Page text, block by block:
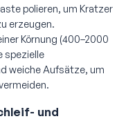
polieren, um Kratzer
erzeugen.
Körnung (400–2000
spezielle
weiche Aufsätze, um
und